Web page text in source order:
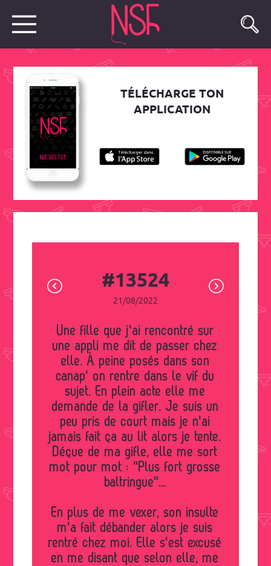
TÉLÉCHARGE TON
APPLICATION
#13524
21/08/2022
Une fille que j'ai rencontré sur
une appli me dit de passer chez
elle. À peine posés dans son
canap' on rentre dans le vif du
sujet. En plein acte elle me
demande de la gifler. Je suis un
peu pris de court mais je n'ai
jamais fait ça au lit alors je tente.
Déçue de ma gifle, elle me sort
mot pour mot : "Plus fort grosse
baltringue"...
En plus de me vexer, son insulte
m'a fait débander alors je suis
rentré chez moi. Elle s'est excusé
en me disant que selon elle, me